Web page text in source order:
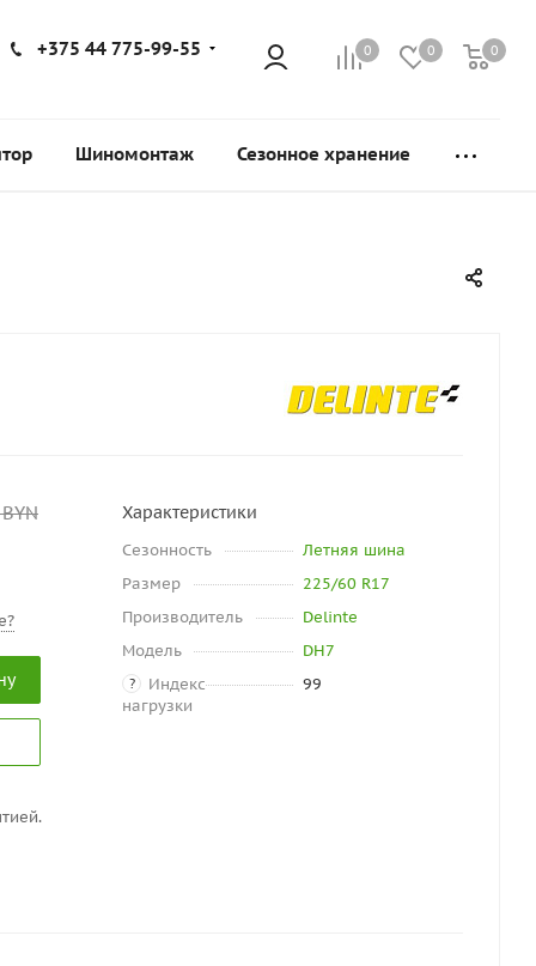
0 0 0
+375 44 775-99-55
Шиномонтаж Сезонное хранение
Характеристики
Сезонность
Летняя шина
Размер
225/60 R17
Производитель
Delinte
Модель
DH7
?
Индекс
нагрузки
99